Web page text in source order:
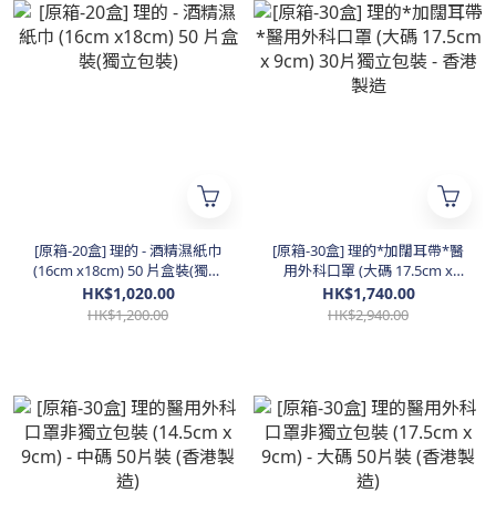
[原箱-20盒] 理的 - 酒精濕紙巾
(16cm x18cm) 50 片盒裝(獨立
包裝)
HK$1,020.00
HK$1,200.00
[原箱-30盒] 理的*加闊耳帶*醫
用外科口罩 (大碼 17.5cm x
9cm) 30片獨立包裝 - 香港製造
HK$1,740.00
HK$2,940.00